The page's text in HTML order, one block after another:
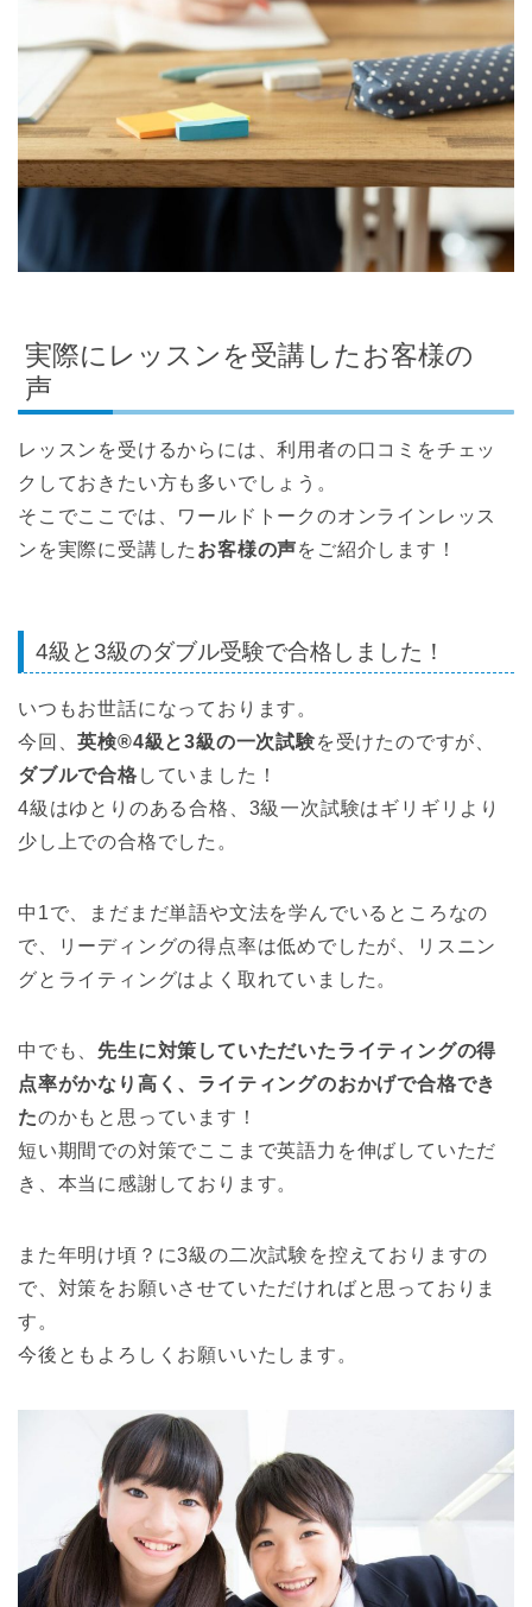
実際にレッスンを受講したお客様の
声
レッスンを受けるからには、利用者の口コミをチェッ
クしておきたい方も多いでしょう。
そこでここでは、ワールドトークのオンラインレッス
ンを実際に受講した お客様の声をご紹介します！
4級と3級のダブル受験で合格しました！
いつもお世話になっております。
今回、英検®4級と3級の一次試験を受けたのですが、
ダブルで合格 していました！
4級はゆとりのある合格、3級一次試験はギリギリより
少し上での合格でした。
中1で、まだまだ単語や文法を学んでいるところなの
で、リーディングの得点率は低めでしたが、リスニン
グとライティングはよく取れていました。
中でも、 先生に対策していただいたライティングの得
点率がかなり高く、ライティングのおかげで合格でき
たのかもと思っています！
短い期間での対策でここまで英語力を伸ばしていただ
き、本当に感謝しております。
また年明け頃？に3級の二次試験を控えておりますの
で、対策をお願いさせていただければと思っておりま
す。
今後ともよろしくお願いいたします。